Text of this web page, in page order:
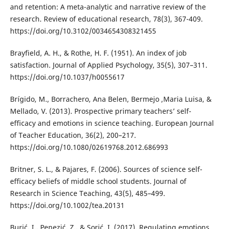
and retention: A meta-analytic and narrative review of the
research. Review of educational research, 78(3), 367-409.
https://doi.org/10.3102/0034654308321455
Brayfield, A. H., & Rothe, H. F. (1951). An index of job
satisfaction. Journal of Applied Psychology, 35(5), 307–311.
https://doi.org/10.1037/h0055617
Brígido, M., Borrachero, Ana Belen, Bermejo ,Maria Luisa, &
Mellado, V. (2013). Prospective primary teachers’ self-
efficacy and emotions in science teaching. European Journal
of Teacher Education, 36(2), 200–217.
https://doi.org/10.1080/02619768.2012.686993
Britner, S. L., & Pajares, F. (2006). Sources of science self-
efficacy beliefs of middle school students. Journal of
Research in Science Teaching, 43(5), 485–499.
https://doi.org/10.1002/tea.20131